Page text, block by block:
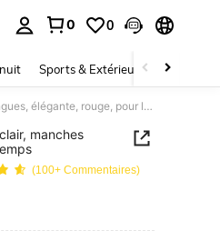
0 0
Sports & Extérieur Enfants
Combinaison femme avec fermeture éclair, manches longues, élégante, rouge, pour le printemps
manches
(100+ Commentaires)